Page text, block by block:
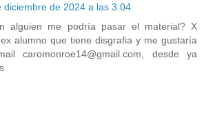
diciembre de 2024 a las 3:04
alguien me podría pasar el material? X
alumno que tiene disgrafia y me gustaría
caromonroe14@gmail.com, desde ya